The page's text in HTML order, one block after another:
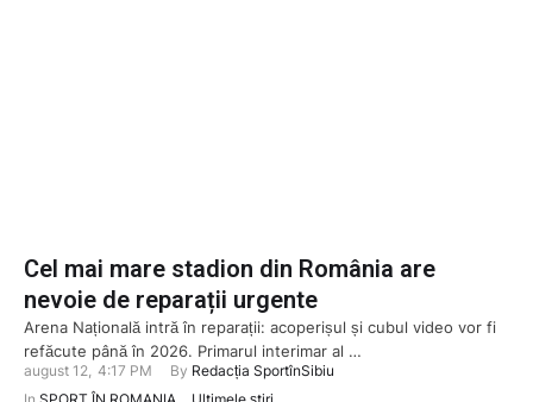
Cel mai mare stadion din România are
nevoie de reparații urgente
Arena Națională intră în reparații: acoperișul și cubul video vor fi
refăcute până în 2026. Primarul interimar al …
august 12, 4:17 PM By Redacția SportînSibiu